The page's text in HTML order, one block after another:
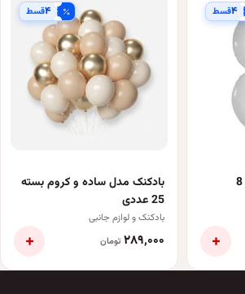
۴قسط
+
۴قسط
بادکنک مدل ساده و کروم بسته
25 عددی
بادکنک و لوازم جانبی
۲۸۹٬۰۰۰ تومان +